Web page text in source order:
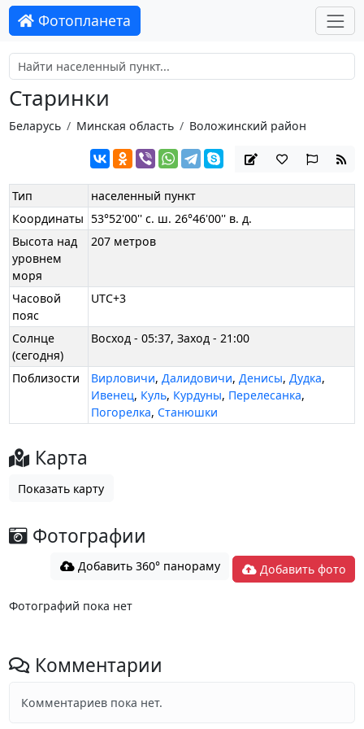
Фотопланета
Старинки
Беларусь Минская область Воложинский район
Тип
населенный пункт
Координаты 53°52'00'' с. ш. 26°46'00'' в. д.
Высота над
уровнем
моря
207 метров
Часовой
пояс
UTC+3
Солнце
(сегодня)
Восход - 05:37, Заход - 21:00
Поблизости Вирловичи,Далидовичи,Денисы,Дудка,
Ивенец, Куль, Курдуны, Перелесанка,
Погорелка, Станюшки
Карта
Показать карту
Фотографии
Добавить 360° панораму Добавить фото
Фотографий пока нет
Комментарии
Комментариев пока нет.